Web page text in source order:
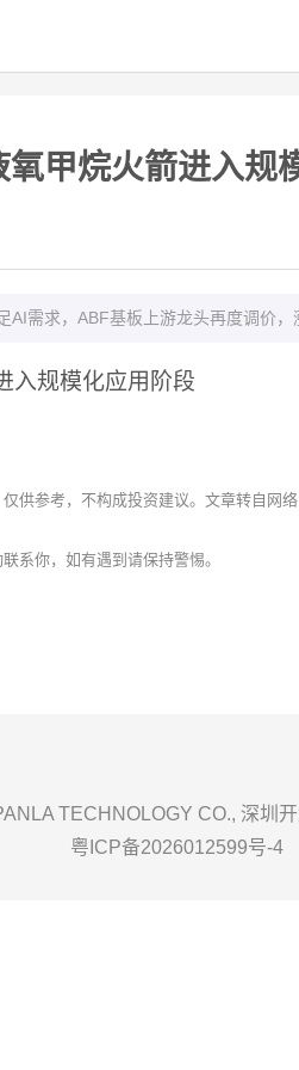
甲烷火箭进入规
AI需求，ABF基板上游龙头再度调价，
入规模化应用阶段
供参考，不构成投资建议。文章转自网
系你，如有遇到请保持警惕。
TECHNOLOGY CO., 深圳
粤ICP备2026012599号-4